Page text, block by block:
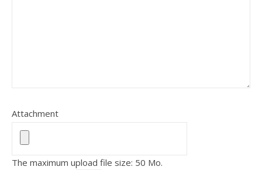
Attachment
The maximum upload file size: 50 Mo.